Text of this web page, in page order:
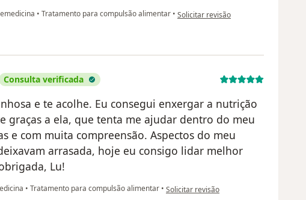
• Tratamento para compulsão alimentar • na opinião do utilizador Barbara Gomes
Solicitar revisão
Consulta verificada
e te acolhe. Eu consegui enxergar a nutrição
graças a ela, que tenta me ajudar dentro do meu
e com muita compreensão. Aspectos do meu
arrasada, hoje eu consigo lidar melhor
Lu!
• Tratamento para compulsão alimentar • na opinião do utilizador Michelly Soares
Solicitar revisão